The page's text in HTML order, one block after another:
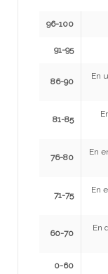
96-100
91-95
86-90
En
81-85
76-80
En
71-75
En
60-70
En
0-60